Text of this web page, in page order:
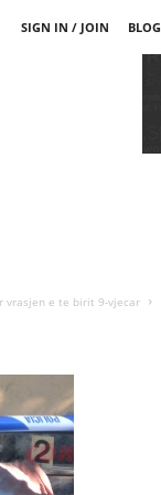
SIGN IN / JOIN BLOG
vrasjen e te birit 9-vjecar